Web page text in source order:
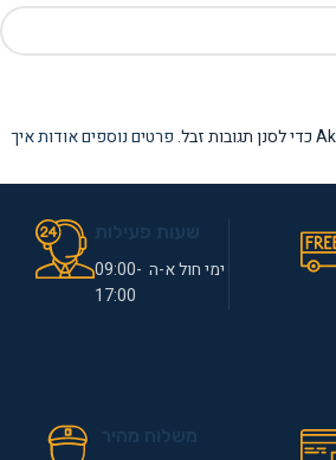
פרטים נוספים אודות איך
ימי חול א-ה 09:00-
17:00